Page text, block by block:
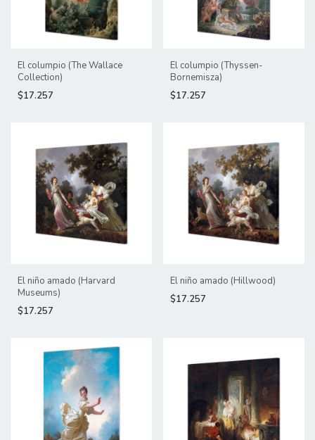
El columpio (The Wallace
Collection)
$17.257
El columpio (Thyssen-
Bornemisza)
$17.257
El niño amado (Harvard
Museums)
$17.257
El niño amado (Hillwood)
$17.257